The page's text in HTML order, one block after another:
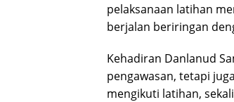
pelaksanaan latihan
berjalan beriringan
Kehadiran Danlanud
pengawasan, tetapi
mengikuti latihan,